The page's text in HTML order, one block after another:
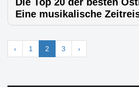
Eine musikalische
‹ 1 2 3 ›